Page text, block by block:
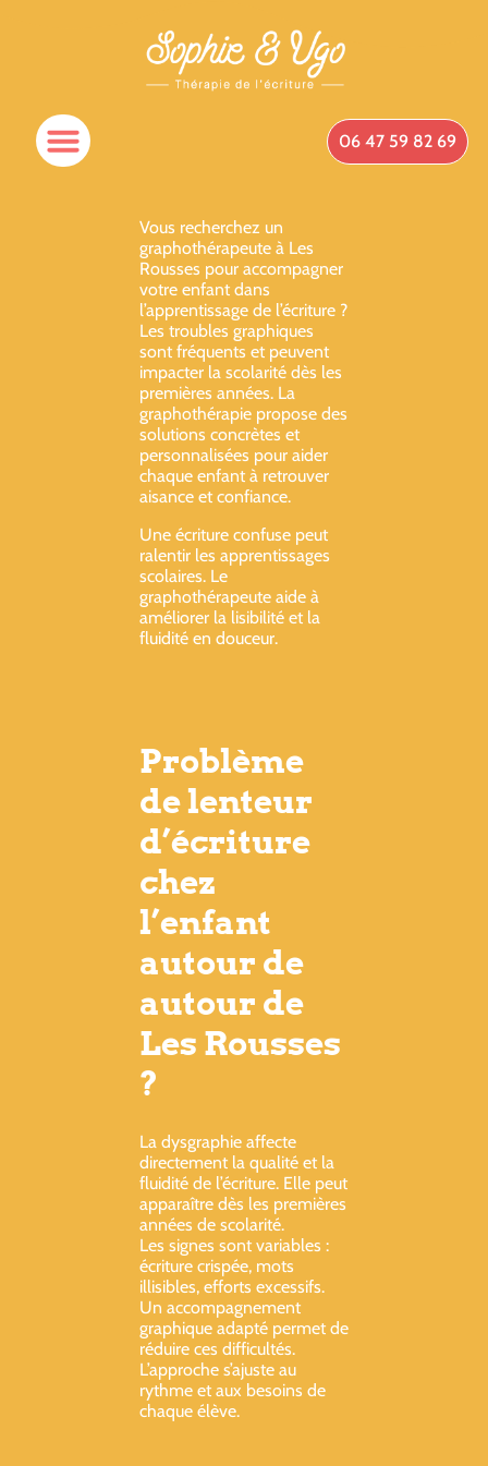
06 47 59 82 69
Vous recherchez un
graphothérapeute à Les
Rousses pour accompagner
votre enfant dans
l’apprentissage de l’écriture ?
Les troubles graphiques
sont fréquents et peuvent
impacter la scolarité dès les
premières années. La
graphothérapie propose des
solutions concrètes et
personnalisées pour aider
chaque enfant à retrouver
aisance et confiance.
Une écriture confuse peut
ralentir les apprentissages
scolaires. Le
graphothérapeute aide à
améliorer la lisibilité et la
fluidité en douceur.
Problème
de lenteur
d’écriture
chez
l’enfant
autour de
autour de
Les Rousses
?
La dysgraphie affecte
directement la qualité et la
fluidité de l’écriture. Elle peut
apparaître dès les premières
années de scolarité.
Les signes sont variables :
écriture crispée, mots
illisibles, efforts excessifs.
Un accompagnement
graphique adapté permet de
réduire ces difficultés.
L’approche s’ajuste au
rythme et aux besoins de
chaque élève.